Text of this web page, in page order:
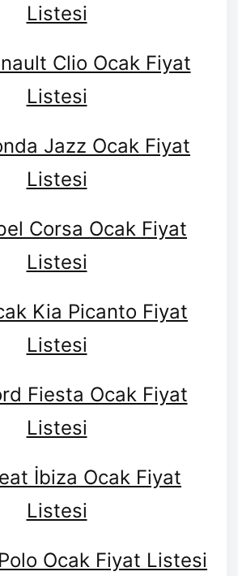
Listesi
Clio Ocak Fiyat
Listesi
Jazz Ocak Fiyat
Listesi
Corsa Ocak Fiyat
Listesi
Kia Picanto Fiyat
Listesi
Fiesta Ocak Fiyat
Listesi
İbiza Ocak Fiyat
Listesi
Ocak Fiyat Listesi